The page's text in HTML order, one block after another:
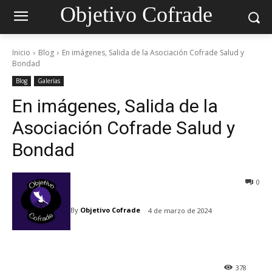
Objetivo Cofrade
Inicio Blog
En imágenes, Salida de la Asociación Cofrade Salud y
Bondad
Blog Galerías
En imágenes, Salida de la
Asociación Cofrade Salud y
Bondad
By Objetivo Cofrade 4 de marzo de 2024
0
378